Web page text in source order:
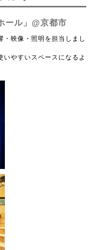
ール」@京都市
・映像・照明を担当しまし
やすいスペースになるよ